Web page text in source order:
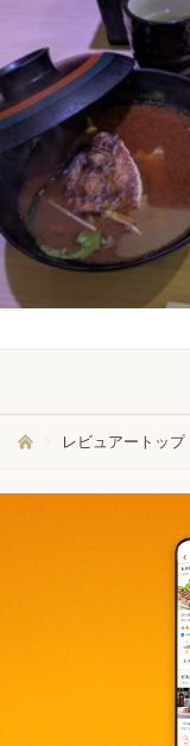
レビュアートップ